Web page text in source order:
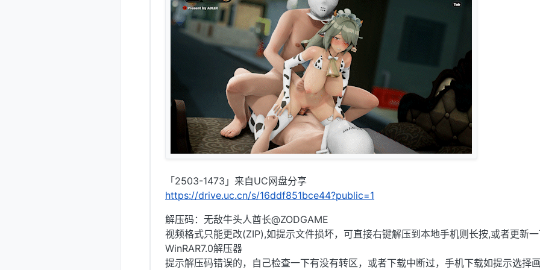
「2503-1473」来自UC网盘分享
https://drive.uc.cn/s/16ddf851bce44?public=1
解压码：无敌牛头人酋长@ZODGAME
视频格式只能更改(ZIP),如提示文件损坏，可直接右键解压到本地手机则长按,或者更新
WinRAR7.0解压器
提示解压码错误的，自己检查一下有没有转区，或者下载中断过，手机下载如提示选择